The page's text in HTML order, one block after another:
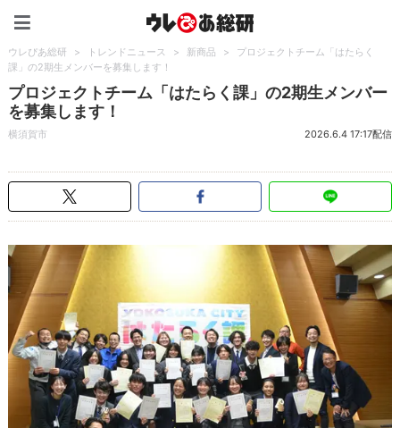
ウレぴあ総研 > トレンドニュース > 新商品 >
プロジェクトチーム「はたらく
課」の2期生メンバーを募集します！
プロジェクトチーム「はたらく課」の2期生メンバー
を募集します！
横須賀市 2026.6.4 17:17配信